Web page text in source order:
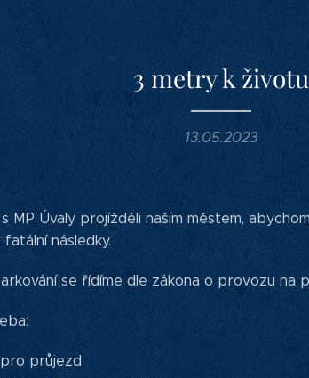
3 metry k životu
13.05.2023
MP Úvaly projížděli naším městem,
následky.
se řídíme dle zákona o provozu na
průjezd